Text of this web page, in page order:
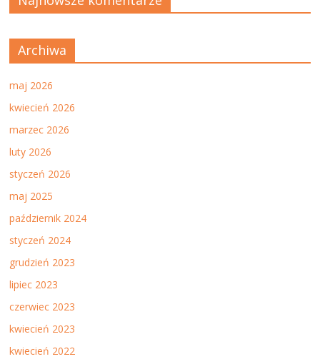
Archiwa
maj 2026
kwiecień 2026
marzec 2026
luty 2026
styczeń 2026
maj 2025
październik 2024
styczeń 2024
grudzień 2023
lipiec 2023
czerwiec 2023
kwiecień 2023
kwiecień 2022